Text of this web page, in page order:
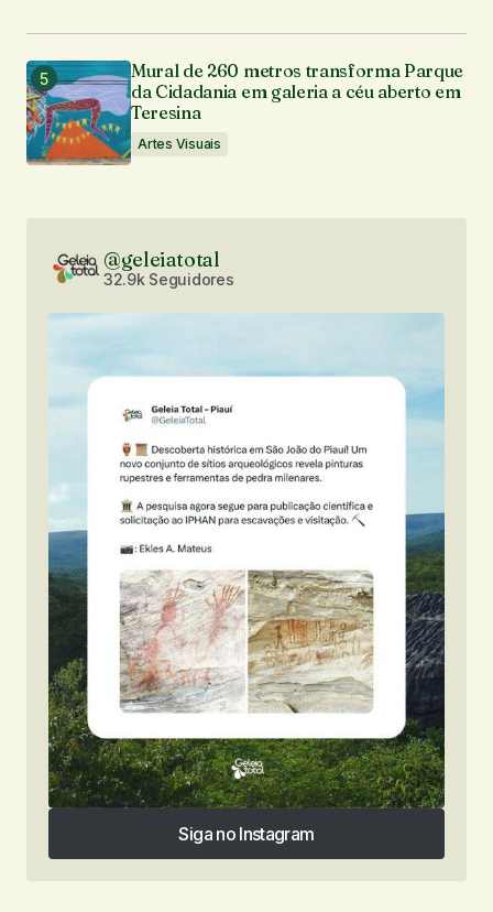
Mural de 260 metros transforma Parque
da Cidadania em galeria a céu aberto em
Teresina
Artes Visuais
@geleiatotal
32.9k Seguidores
Siga no Instagram
Siga no Instagram